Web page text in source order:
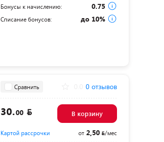
Бонусы к начислению: 0.75
Списание бонусов: до 10%
Сравнить 0 отзывов
30.00 В корзину
Картой рассрочки от2,50 /мес